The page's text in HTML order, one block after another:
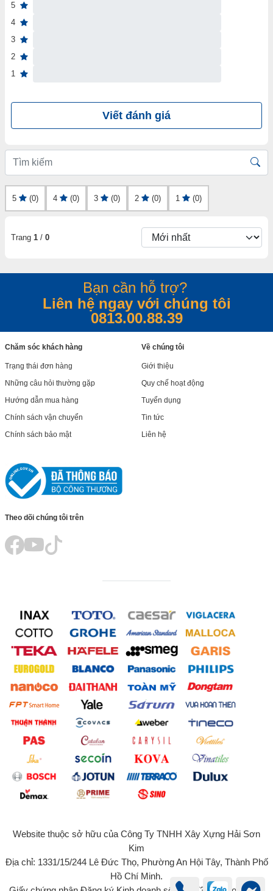
5
4
3
2
1
Viết đánh giá
5 (0) 4 (0) 3 (0) 2 (0) 1 (0)
Trang 1 / 0
Bạn cần hỗ trợ?
Liên hệ ngay với chúng tôi
0813.00.88.39
Chăm sóc khách hàng
Trạng thái đơn hàng
Những câu hỏi thường gặp
Hướng dẫn mua hàng
Chính sách vận chuyển
Chính sách bảo mật
Về chúng tôi
Giới thiệu
Quy chế hoạt động
Tuyển dụng
Tin tức
Liên hệ
Theo dõi chúng tôi trên
Website thuộc sở hữu của Công Ty TNHH Xây Xựng Hải Sơn
Kim
Địa chỉ: 1331/15/244 Lê Đức Thọ, Phường An Hội Tây, Thành Phố
Hồ Chí Minh.